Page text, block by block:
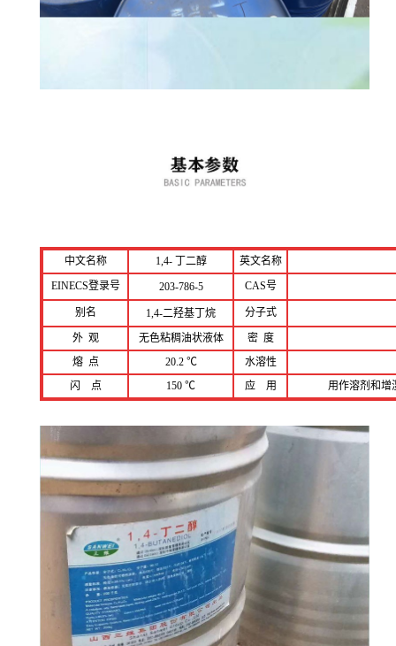
中文名称 1,4- 丁二醇
英文名称
EINECS登录号
203-786-5 CAS号
别名 1,4-二羟基丁烷 分子式
外 观 无色粘稠油状液体
密 度
熔 点
20.2 ℃
水溶性
闪 点
150 ℃ 应 用 用作溶剂和增